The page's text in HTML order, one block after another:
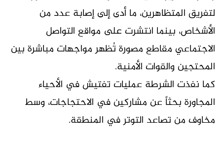
لتفريق المتظاهرين، ما أدى إلى إصابة عدد من
الأشخاص، بينما انتشرت على مواقع التواصل
الاجتماعي مقاطع مصورة تُظهر مواجهات مباشرة بين
المحتجين والقوات الأمنية.
كما نفذت الشرطة عمليات تفتيش في الأحياء
المجاورة بحثاً عن مشاركين في الاحتجاجات، وسط
مخاوف من تصاعد التوتر في المنطقة.